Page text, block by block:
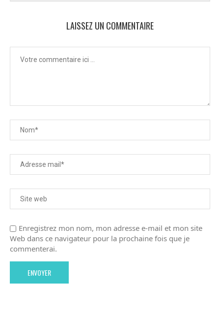
LAISSEZ UN COMMENTAIRE
Enregistrez mon nom, mon adresse e-mail et mon site
Web dans ce navigateur pour la prochaine fois que je
commenterai.